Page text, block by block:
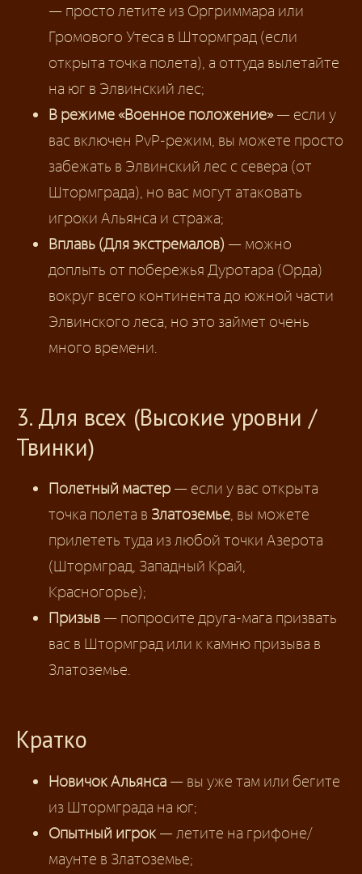
— просто летите из Оргриммара или
Громового Утеса в Штормград (если
открыта точка полета), а оттуда вылетайте
на юг в Элвинский лес;
В режиме «Военное положение»— если у
вас включен PvP-режим, вы можете просто
забежать в Элвинский лес с севера (от
Штормграда), но вас могут атаковать
игроки Альянса и стража;
Вплавь (Для экстремалов) — можно
доплыть от побережья Дуротара (Орда)
вокруг всего континента до южной части
Элвинского леса, но это займет очень
много времени.
3. Для всех (Высокие уровни /
Твинки)
Полетный мастер — если у вас открыта
точка полета в Златоземье, вы можете
прилететь туда из любой точки Азерота
(Штормград, Западный Край,
Красногорье);
Призыв — попросите друга-мага призвать
вас в Штормград или к камню призыва в
Златоземье.
Кратко
Новичок Альянса — вы уже там или бегите
из Штормграда на юг;
Опытный игрок — летите на грифоне/
маунте в Златоземье;